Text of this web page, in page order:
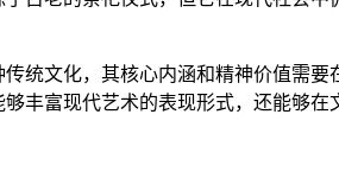
统文化，其核心内涵和精神价值需
丰富现代艺术的表现形式，还能够在